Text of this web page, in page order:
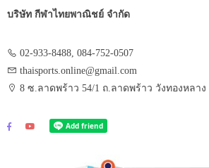
บริษัท กีฬาไทยพาณิชย์ จำกัด
02-933-8488, 084-752-0507
thaisports.online@gmail.com
8 ซ.ลาดพร้าว 54/1 ถ.ลาดพร้าว วังทองหลาง